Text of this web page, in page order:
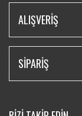
ALIŞVERİŞ
SİPARİŞ